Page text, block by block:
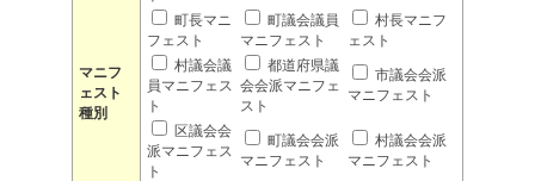
マニフ
ェスト
種別
町長マニ
フェスト
町議会議員
マニフェスト
村長マニフ
ェスト
村議会議
員マニフェス
ト
都道府県議
会会派マニフェ
スト
市議会会派
マニフェスト
区議会会
派マニフェス
ト
町議会会派
マニフェスト
村議会会派
マニフェスト